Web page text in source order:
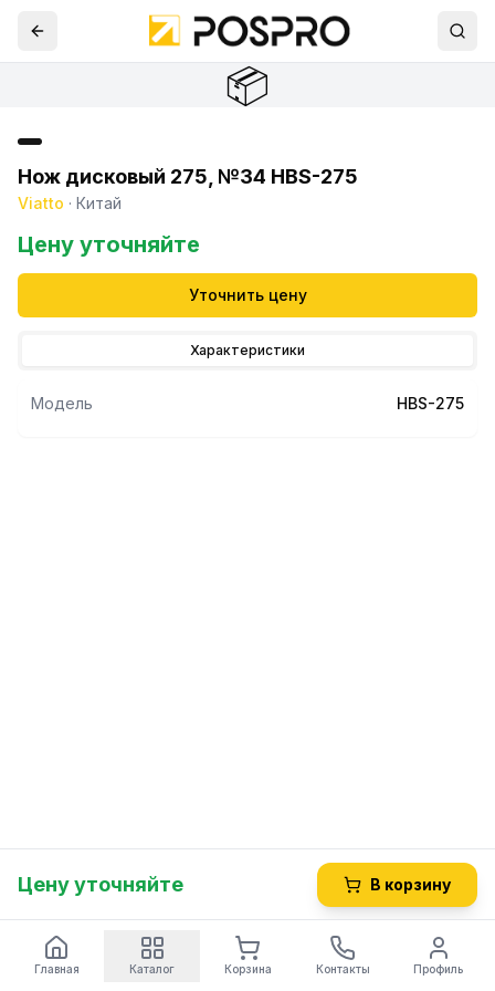
📦
Нож дисковый 275, №34 HBS-275
Viatto · Китай
Цену уточняйте
Уточнить цену
Характеристики
Модель HBS-275
Цену уточняйте В корзину
Главная Каталог Корзина Контакты Профиль